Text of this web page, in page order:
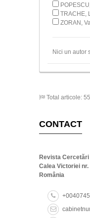
TRACHE,
ZORAN,
Nici un autor
Total articole:
CONTACT
Revista
Calea Victoriei
România